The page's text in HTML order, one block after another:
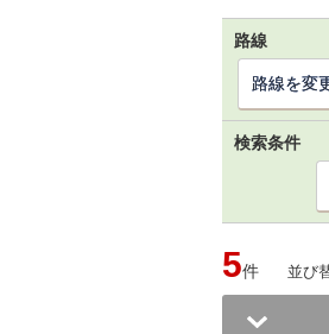
路線
路線を変
検索条件
5件 並び